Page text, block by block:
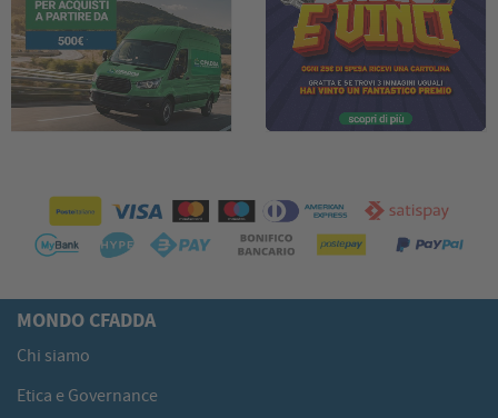
MONDO CFADDA
Chi siamo
Etica e Governance